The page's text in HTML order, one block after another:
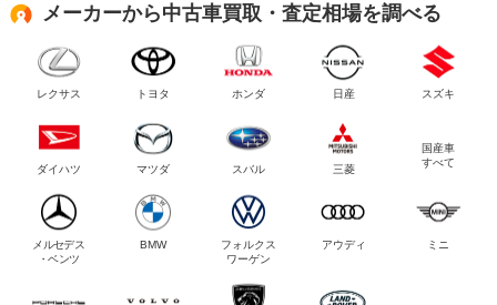
メーカーから中古車買取・査定相場を調べる
レクサス トヨタ ホンダ 日産 スズキ
ダイハツ マツダ スバル 三菱
国産車
すべて
メルセデス
・ベンツ
BMW
フォルクス
ワーゲン
アウディ ミニ